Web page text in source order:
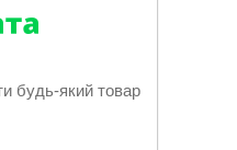
будь-який товар